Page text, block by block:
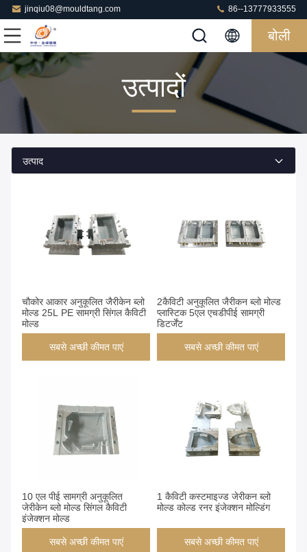
jinqiu08@mouldtang.com 86--13777933555
बोली
उत्पादों
उत्पाद
चौकोर आकार अनुकूलित जैरीकेन ब्लो
मोल्ड 25L PE सामग्री सिंगल कैविटी
मोल्ड
सबसे अच्छी कीमत पाएं
2कैविटी अनुकूलित जैरीकन ब्लो मोल्ड
प्लास्टिक 5एल एचडीपीई सामग्री
डिटर्जेंट
सबसे अच्छी कीमत पाएं
10 एल पीई सामग्री अनुकूलित
जेरीकेन ब्लो मोल्ड सिंगल कैविटी
इंजेक्शन मोल्ड
सबसे अच्छी कीमत पाएं
1 कैविटी कस्टमाइज्ड जेरीकन ब्लो
मोल्ड कोल्ड रनर इंजेक्शन मोल्डिंग
सबसे अच्छी कीमत पाएं